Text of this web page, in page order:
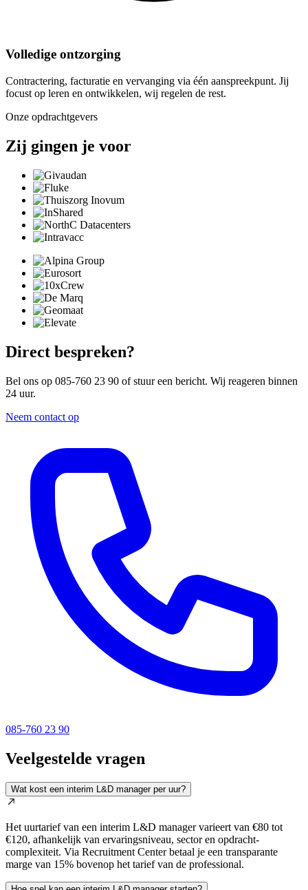
Volledige ontzorging
Contractering, facturatie en vervanging via één aanspreekpunt. Jij
focust op leren en ontwikkelen, wij regelen de rest.
Onze opdrachtgevers
Zij gingen je voor
Direct bespreken?
Bel ons op 085-760 23 90 of stuur een bericht. Wij reageren binnen
24 uur.
Neem contact op
085-760 23 90
Veelgestelde vragen
Wat kost een interim L&D manager per uur?
Het uurtarief van een interim L&D manager varieert van €80 tot
€120, afhankelijk van ervaringsniveau, sector en opdracht-
complexiteit. Via Recruitment Center betaal je een transparante
marge van 15% bovenop het tarief van de professional.